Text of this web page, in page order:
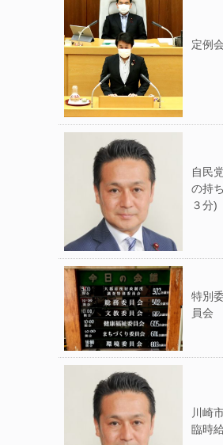
定例
自民
の持
３分)
特別
員会
川崎
臨時